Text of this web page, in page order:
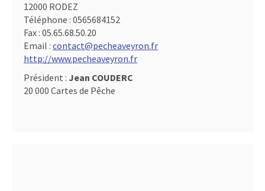
12000 RODEZ
Téléphone : 0565684152
Fax : 05.65.68.50.20
Email : contact@pecheaveyron.fr
http://www.pecheaveyron.fr
Président : Jean COUDERC
20 000 Cartes de Pêche